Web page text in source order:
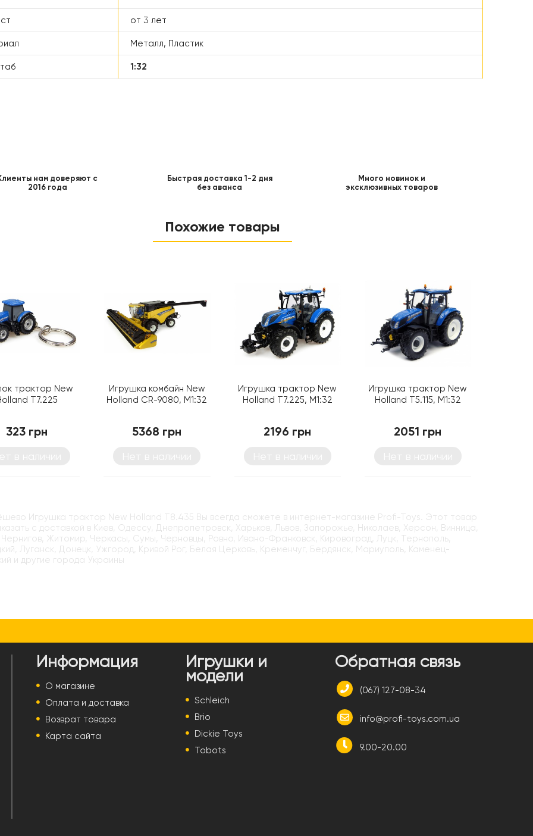
от 3 лет
Металл, Пластик
1:32
нам доверяют с
2016 года
Быстрая доставка 1-2 дня
без аванса
Много новинок и
эксклюзивных товаров
Похожие товары
трактор New
T7.225
323 грн
Игрушка комбайн New
Holland CR-9080, M1:32
5368 грн
Игрушка трактор New
Holland Т7.225, M1:32
2196 грн
Игрушка трактор New
Holland Т5.115, M1:32
2051 грн
Игрушка трактор New Holland T8.435 Вы всегда сможете в интернет-магазине Profi-Toys. Этот товар
с доставкой в Киев, Одессу, Днепропетровск, Харьков, Львов, Запорожье, Николаев, Херсон, Винница,
Чернигов, Житомир, Черкасы, Сумы, Черновцы, Ровно, Ивано-Франковск, Кировоград, Луцк, Тернополь,
Луганск, Донецк, Ужгород, Кривой Рог, Белая Церковь, Кременчуг, Бердянск, Мариуполь, Каменец-
и другие города Украины
Информация
О магазине
Оплата и доставка
Возврат товара
Карта сайта
Игрушки и
модели
Schleich
Brio
Dickie Toys
Tobots
Обратная связь
(067) 127-08-34
info@profi-toys.com.ua
9.00-20.00